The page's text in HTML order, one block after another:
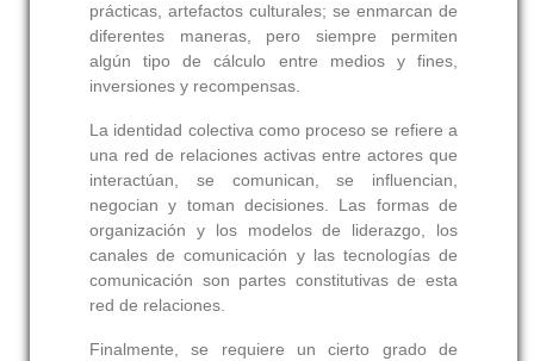
prácticas, artefactos culturales; se enmarcan de
diferentes maneras, pero siempre permiten
algún tipo de cálculo entre medios y fines,
inversiones y recompensas.
La identidad colectiva como proceso se refiere a
una red de relaciones activas entre actores que
interactúan, se comunican, se influencian,
negocian y toman decisiones. Las formas de
organización y los modelos de liderazgo, los
canales de comunicación y las tecnologías de
comunicación son partes constitutivas de esta
red de relaciones.
Finalmente, se requiere un cierto grado de